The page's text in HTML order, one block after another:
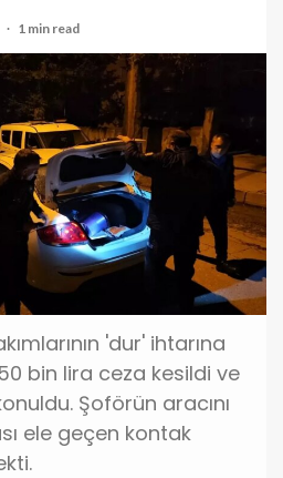
1 min read
'dur' ihtarına
bin lira ceza kesildi ve
Şoförün aracını
ele geçen kontak